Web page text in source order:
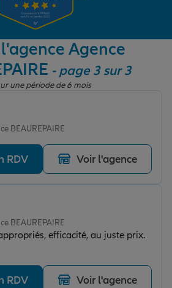
de la vie
Agence
- page 3 sur 3
une période de 6 mois
BEAUREPAIRE
RDV Voir l'agence
BEAUREPAIRE
efficacité, au juste prix.
RDV Voir l'agence